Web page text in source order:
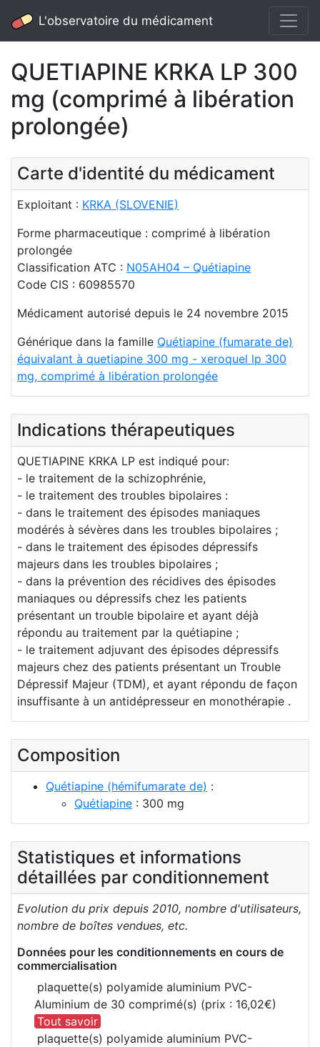
L'observatoire du médicament
QUETIAPINE KRKA LP 300
mg (comprimé à libération
prolongée)
Carte d'identité du médicament
Exploitant : KRKA (SLOVENIE)
Forme pharmaceutique : comprimé à libération
prolongée
Classification ATC : N05AH04 – Quétiapine
Code CIS : 60985570
Médicament autorisé depuis le 24 novembre 2015
Générique dans la famille Quétiapine (fumarate de)
équivalant à quetiapine 300 mg - xeroquel lp 300
mg, comprimé à libération prolongée
Indications thérapeutiques
QUETIAPINE KRKA LP est indiqué pour:
- le traitement de la schizophrénie,
- le traitement des troubles bipolaires :
- dans le traitement des épisodes maniaques
modérés à sévères dans les troubles bipolaires ;
- dans le traitement des épisodes dépressifs
majeurs dans les troubles bipolaires ;
- dans la prévention des récidives des épisodes
maniaques ou dépressifs chez les patients
présentant un trouble bipolaire et ayant déjà
répondu au traitement par la quétiapine ;
- le traitement adjuvant des épisodes dépressifs
majeurs chez des patients présentant un Trouble
Dépressif Majeur (TDM), et ayant répondu de façon
insuffisante à un antidépresseur en monothérapie .
Composition
Quétiapine (hémifumarate de) :
Quétiapine : 300 mg
Statistiques et informations
détaillées par conditionnement
Evolution du prix depuis 2010, nombre d'utilisateurs,
nombre de boîtes vendues, etc.
Données pour les conditionnements en cours de
commercialisation
plaquette(s) polyamide aluminium PVC-
Aluminium de 30 comprimé(s) (prix : 16,02€)
Tout savoir
plaquette(s) polyamide aluminium PVC-